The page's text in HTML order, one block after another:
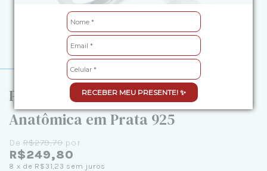
RECEBER MEU PRESENTE! ✨
Par de Aliança de Namoro
Anatômica em Prata 925
DeR$279,70 por
R$249,80
8 x de R$31,23 sem juros